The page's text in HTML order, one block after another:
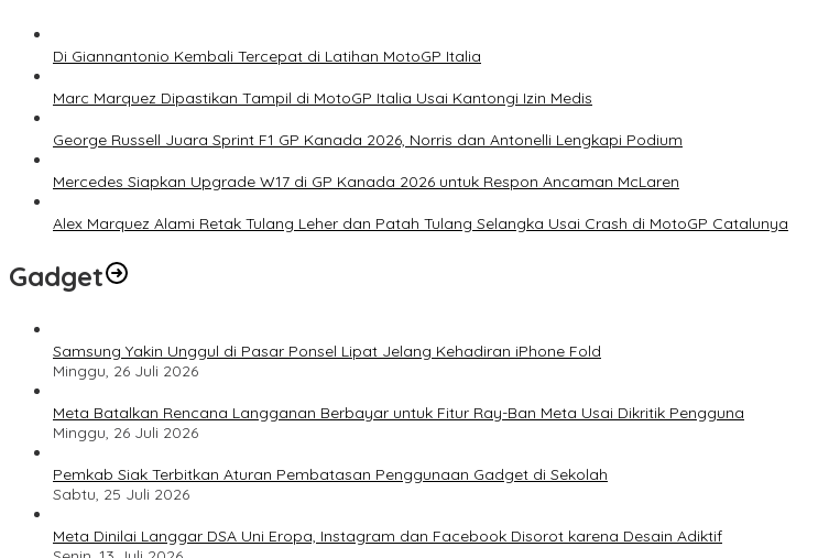
Di Giannantonio Kembali Tercepat di Latihan MotoGP Italia
Marc Marquez Dipastikan Tampil di MotoGP Italia Usai Kantongi Izin Medis
George Russell Juara Sprint F1 GP Kanada 2026, Norris dan Antonelli Lengkapi Podium
Mercedes Siapkan Upgrade W17 di GP Kanada 2026 untuk Respon Ancaman McLaren
Alex Marquez Alami Retak Tulang Leher dan Patah Tulang Selangka Usai Crash di MotoGP Catalunya
Gadget
Samsung Yakin Unggul di Pasar Ponsel Lipat Jelang Kehadiran iPhone Fold
Minggu, 26 Juli 2026
Meta Batalkan Rencana Langganan Berbayar untuk Fitur Ray-Ban Meta Usai Dikritik Pengguna
Minggu, 26 Juli 2026
Pemkab Siak Terbitkan Aturan Pembatasan Penggunaan Gadget di Sekolah
Sabtu, 25 Juli 2026
Meta Dinilai Langgar DSA Uni Eropa, Instagram dan Facebook Disorot karena Desain Adiktif